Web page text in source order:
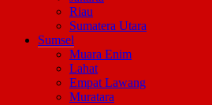
Riau
Sumatera Utara
Sumsel
Muara Enim
Lahat
Empat Lawang
Muratara